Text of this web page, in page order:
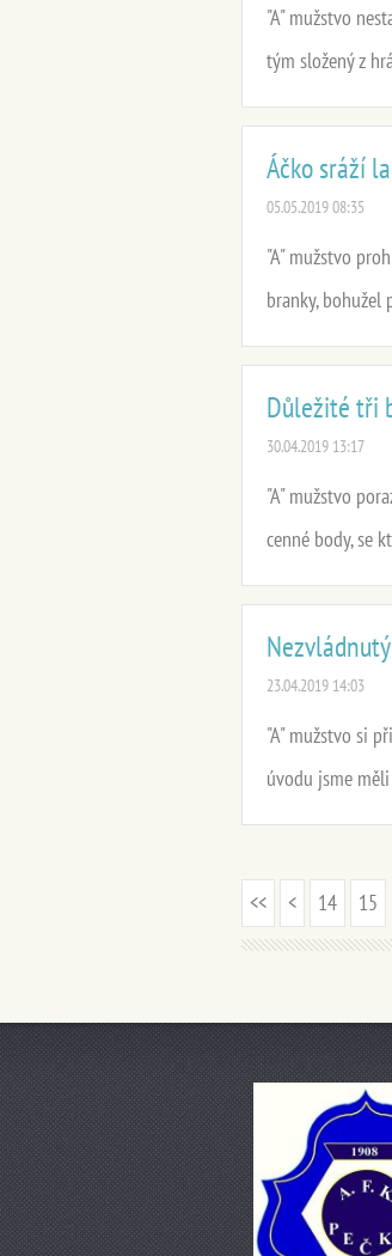
"A" mužstvo
tým složený z
Áčko sráží
05.05.2019 08:35
"A" mužstvo
branky, bohužel
Důležité tři
30.04.2019 13:17
"A" mužstvo
cenné body, se
23.04.2019 14:03
"A" mužstvo si
úvodu jsme
<< < 14 15